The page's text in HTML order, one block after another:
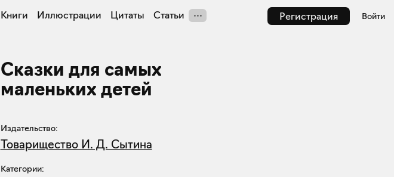
Регистрация Войти
Книги Иллюстрации Цитаты Статьи
Сказки для самых
маленьких детей
Издательство:
Товарищество И. Д. Сытина
Категории: